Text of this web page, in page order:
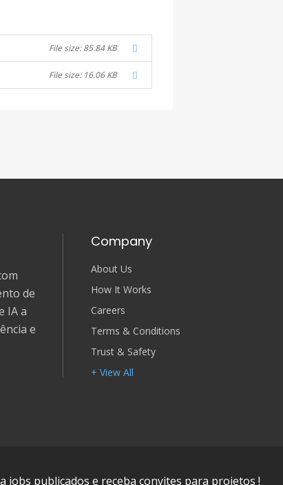
File size: 85.84 KB
File size: 16.06 KB
de
IA a
e
Company
About Us
How It Works
Careers
Terms & Conditions
Trust & Safety
+ View All
jobs publicados e receba convites para projetos !